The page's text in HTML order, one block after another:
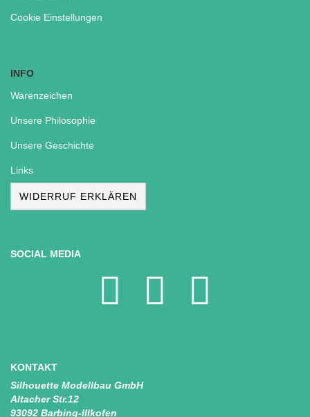
Cookie Einstellungen
INFO
Warenzeichen
Unsere Philosophie
Unsere Geschichte
Links
WIDERRUF ERKLÄREN
SOCIAL MEDIA
KONTAKT
Silhouette Modellbau GmbH
Altacher Str.12
93092 Barbing-Illkofen